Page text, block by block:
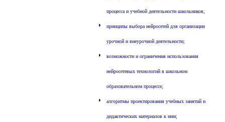
процесса и учебной деятельности школьников;
принципы выбора нейросетей для организации
урочной и внеурочной деятельности;
возможности и ограничения использования
нейросетевых технологий в школьном
образовательном процессе;
алгоритмы проектирования учебных занятий и
дидактических материалов к ним;